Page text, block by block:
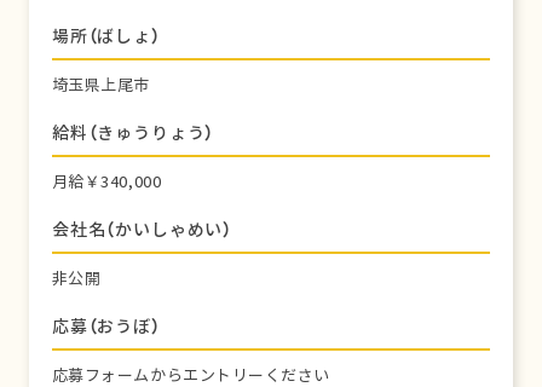
場所（ばしょ）
埼玉県上尾市
給料（きゅうりょう）
月給￥340,000
会社名（かいしゃめい）
非公開
応募（おうぼ）
応募フォームからエントリーください